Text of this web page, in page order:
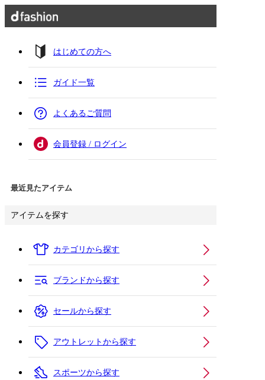
はじめての方へ
ガイド一覧
よくあるご質問
会員登録 / ログイン
最近見たアイテム
アイテムを探す
カテゴリから探す
ブランドから探す
セールから探す
アウトレットから探す
スポーツから探す